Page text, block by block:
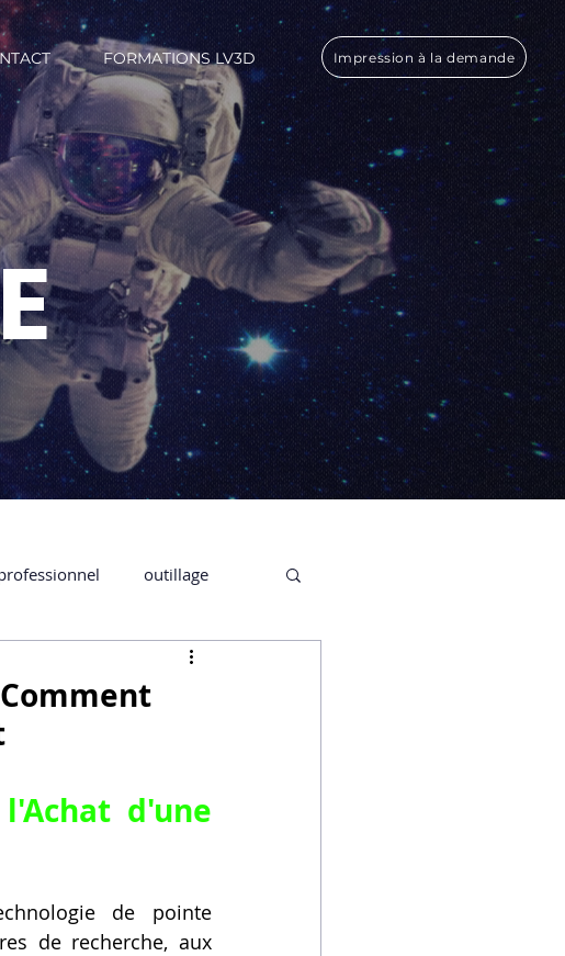
FORMATIONS LV3D Impression à la demande
outillage
3D
Secrétaire en Ligne
de pointe
de recherche, aux